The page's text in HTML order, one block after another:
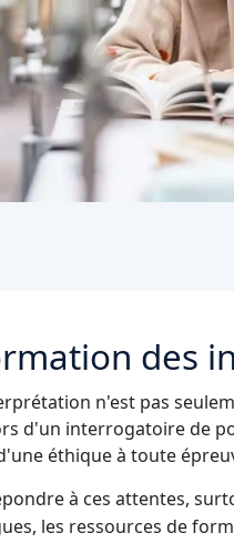
des
n'est pas
d'un interrogatoire de
éthique à toute
à ces attentes,
les ressources de